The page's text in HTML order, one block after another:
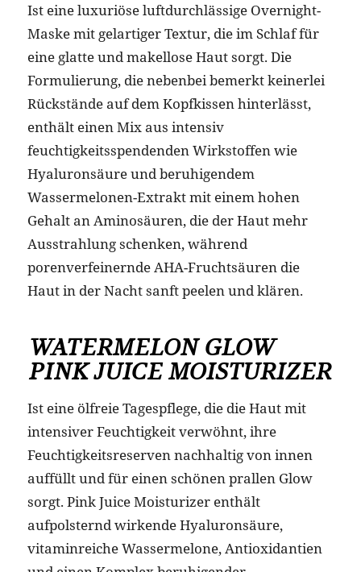
Ist eine luxuriöse luftdurchlässige Overnight-
Maske mit gelartiger Textur, die im Schlaf für
eine glatte und makellose Haut sorgt. Die
Formulierung, die nebenbei bemerkt keinerlei
Rückstände auf dem Kopfkissen hinterlässt,
enthält einen Mix aus intensiv
feuchtigkeitsspendenden Wirkstoffen wie
Hyaluronsäure und beruhigendem
Wassermelonen-Extrakt mit einem hohen
Gehalt an Aminosäuren, die der Haut mehr
Ausstrahlung schenken, während
porenverfeinernde AHA-Fruchtsäuren die
Haut in der Nacht sanft peelen und klären.
WATERMELON GLOW
PINK JUICE MOISTURIZER
Ist eine ölfreie Tagespflege, die die Haut mit
intensiver Feuchtigkeit verwöhnt, ihre
Feuchtigkeitsreserven nachhaltig von innen
auffüllt und für einen schönen prallen Glow
sorgt. Pink Juice Moisturizer enthält
aufpolsternd wirkende Hyaluronsäure,
vitaminreiche Wassermelone, Antioxidantien